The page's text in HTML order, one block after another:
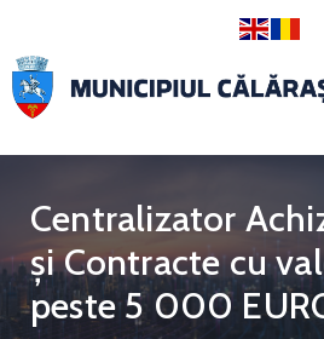
Centralizator
și Contracte cu
peste 5 000